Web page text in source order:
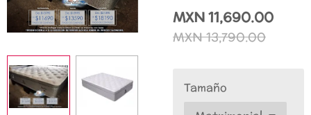
MXN 11,690.00
MXN 13,790.00
Tamaño